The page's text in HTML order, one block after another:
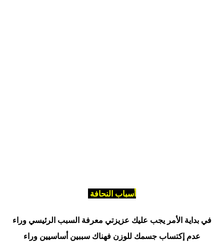
أسباب النحافة
في بداية الأمر يجب عليك عزيزتي معرفة السبب الرئيسي وراء
عدم إكتساب جسمك للوزن فهناك سببين أساسيين وراء